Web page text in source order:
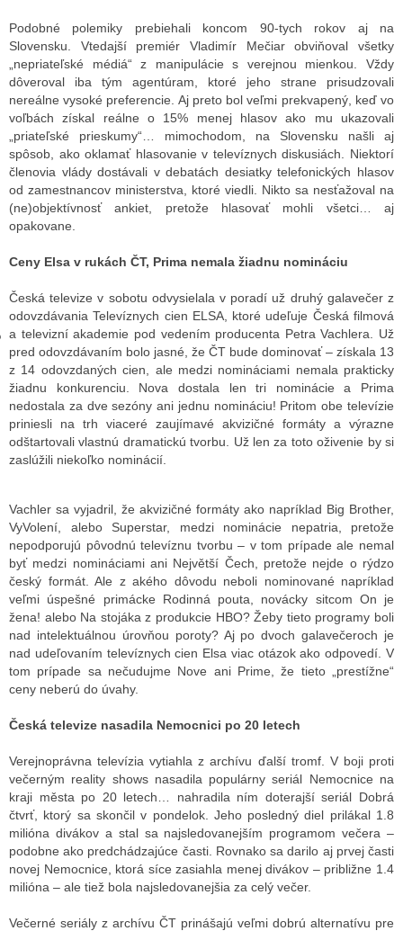
STÁT BLOGEREM
BLOGERA
STARŠÍCH DISKUZÍ
Podobné polemiky prebiehali koncom 90-tych rokov aj na
Slovensku. Vtedajší premiér Vladimír Mečiar obviňoval všetky
„nepriateľské médiá“ z manipulácie s verejnou mienkou. Vždy
dôveroval iba tým agentúram, ktoré jeho strane prisudzovali
nereálne vysoké preferencie. Aj preto bol veľmi prekvapený, keď vo
voľbách získal reálne o 15% menej hlasov ako mu ukazovali
„priateľské prieskumy“… mimochodom, na Slovensku našli aj
spôsob, ako oklamať hlasovanie v televíznych diskusiách. Niektorí
členovia vlády dostávali v debatách desiatky telefonických hlasov
od zamestnancov ministerstva, ktoré viedli. Nikto sa nesťažoval na
(ne)objektívnosť ankiet, pretože hlasovať mohli všetci… aj
opakovane.
Ceny Elsa v rukách ČT, Prima nemala žiadnu nomináciu
Česká televize v sobotu odvysielala v poradí už druhý galavečer z
odovzdávania Televíznych cien ELSA, ktoré udeľuje Česká filmová
a televizní akademie pod vedením producenta Petra Vachlera. Už
pred odovzdávaním bolo jasné, že ČT bude dominovať – získala 13
z 14 odovzdaných cien, ale medzi nomináciami nemala prakticky
žiadnu konkurenciu. Nova dostala len tri nominácie a Prima
nedostala za dve sezóny ani jednu nomináciu! Pritom obe televízie
priniesli na trh viaceré zaujímavé akvizičné formáty a výrazne
odštartovali vlastnú dramatickú tvorbu. Už len za toto oživenie by si
zaslúžili niekoľko nominácií.
Vachler sa vyjadril, že akvizičné formáty ako napríklad Big Brother,
VyVolení, alebo Superstar, medzi nominácie nepatria, pretože
nepodporujú pôvodnú televíznu tvorbu – v tom prípade ale nemal
byť medzi nomináciami ani Největší Čech, pretože nejde o rýdzo
český formát. Ale z akého dôvodu neboli nominované napríklad
veľmi úspešné primácke Rodinná pouta, novácky sitcom On je
žena! alebo Na stojáka z produkcie HBO? Žeby tieto programy boli
nad intelektuálnou úrovňou poroty? Aj po dvoch galavečeroch je
nad udeľovaním televíznych cien Elsa viac otázok ako odpovedí. V
tom prípade sa nečudujme Nove ani Prime, že tieto „prestížne“
ceny neberú do úvahy.
Česká televize nasadila Nemocnici po 20 letech
Verejnoprávna televízia vytiahla z archívu ďalší tromf. V boji proti
večerným reality shows nasadila populárny seriál Nemocnice na
kraji města po 20 letech… nahradila ním doterajší seriál Dobrá
čtvrť, ktorý sa skončil v pondelok. Jeho posledný diel prilákal 1.8
milióna divákov a stal sa najsledovanejším programom večera –
podobne ako predchádzajúce časti. Rovnako sa darilo aj prvej časti
novej Nemocnice, ktorá síce zasiahla menej divákov – približne 1.4
milióna – ale tiež bola najsledovanejšia za celý večer.
Večerné seriály z archívu ČT prinášajú veľmi dobrú alternatívu pre